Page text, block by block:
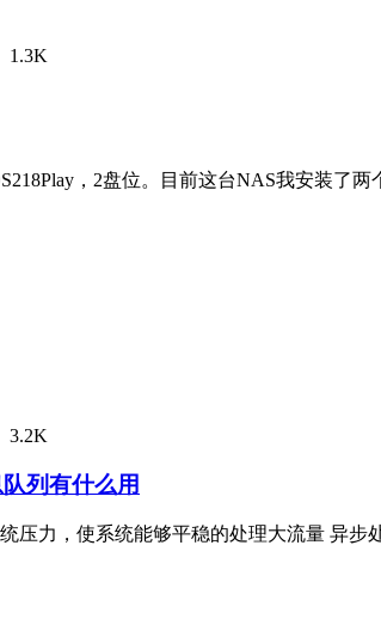
1.3K
，2盘位。目前这台NAS我安装了
3.2K
列有什么用
压力，使系统能够平稳的处理大流量 异